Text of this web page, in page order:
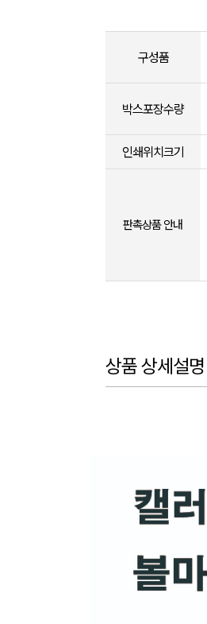
구성품
박스포장수량
인쇄위치크기
판촉상품 안내
상품 상세설명